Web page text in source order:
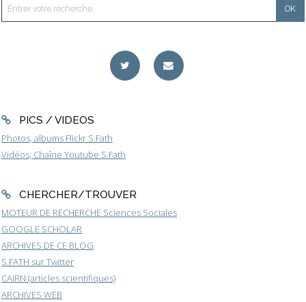
PICS / VIDEOS
Photos, albums Flickr S.Fath
Vidéos, Chaîne Youtube S.Fath
CHERCHER/TROUVER
MOTEUR DE RECHERCHE Sciences Sociales
GOOGLE SCHOLAR
ARCHIVES DE CE BLOG
S.FATH sur Twitter
CAIRN (articles scientifiques)
ARCHIVES WEB